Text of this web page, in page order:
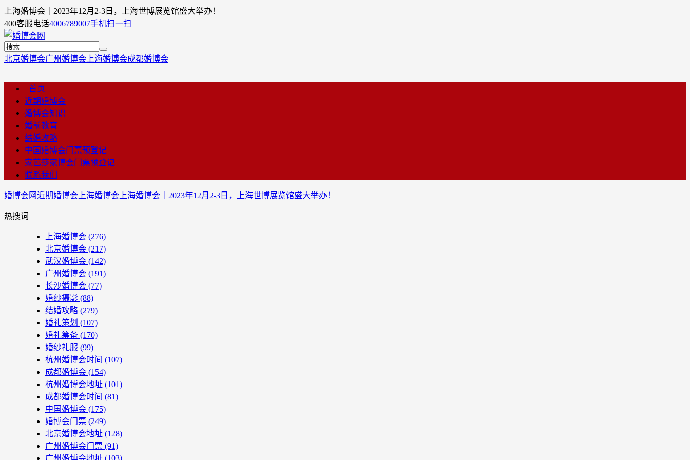
上海婚博会｜2023年12月2-3日，上海世博展览馆盛大举办！
400客服电话4006789007手机扫一扫
北京婚博会广州婚博会 上海婚博会成都婚博会
首页
近期婚博会
婚博会知识
婚前教育
结婚攻略
中国婚博会门票预登记
家芭莎家博会门票预登记
联系我们
婚博会网近期婚博会 上海婚博会 上海婚博会｜2023年12月2-3日，上海世博展览馆盛大举办！
热搜词
上海婚博会 (276)
北京婚博会 (217)
武汉婚博会 (142)
广州婚博会 (191)
长沙婚博会 (77)
婚纱摄影 (88)
结婚攻略 (279)
婚礼策划 (107)
婚礼筹备 (170)
婚纱礼服 (99)
杭州婚博会时间 (107)
成都婚博会 (154)
杭州婚博会地址 (101)
成都婚博会时间 (81)
中国婚博会 (175)
婚博会门票 (249)
北京婚博会地址 (128)
广州婚博会门票 (91)
广州婚博会地址 (103)